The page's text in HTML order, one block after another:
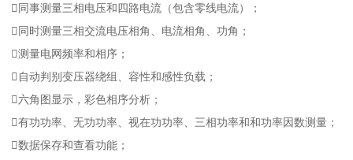
同事测量三相电压和四路电流（包含零线电流）；
同时测量三相交流电压相角、电流相角、功角；
测量电网频率和相序；
自动判别变压器绕组、容性和感性负载；
六角图显示，彩色相序分析；
有功功率、无功功率、视在功功率、三相功率和和功率因数测量；
数据保存和查看功能；